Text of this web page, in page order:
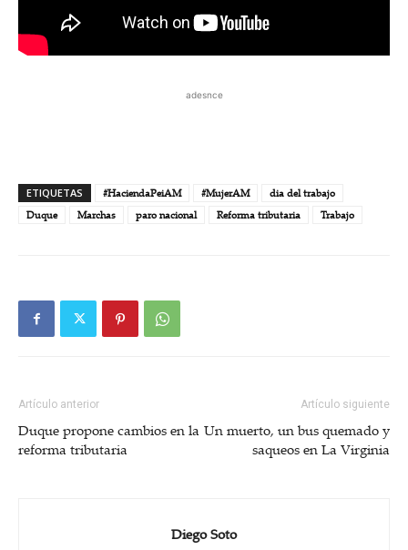
adesnce
ETIQUETAS #HaciendaPeiAM #MujerAM
dia del trabajo
Duque
Marchas paro nacional Reforma tributaria Trabajo
Artículo anterior
Duque propone cambios en la
reforma tributaria
Artículo siguiente
Un muerto, un bus quemado y
saqueos en La Virginia
Diego Soto